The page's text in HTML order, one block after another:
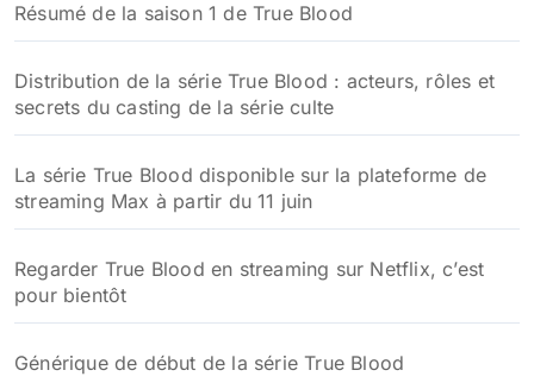
Résumé de la saison 1 de True Blood
Distribution de la série True Blood : acteurs, rôles et
secrets du casting de la série culte
La série True Blood disponible sur la plateforme de
streaming Max à partir du 11 juin
Regarder True Blood en streaming sur Netflix, c’est
pour bientôt
Générique de début de la série True Blood